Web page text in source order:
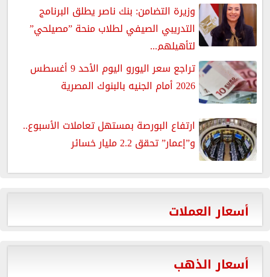
وزيرة التضامن: بنك ناصر يطلق البرنامج
التدريبي الصيفي لطلاب منحة ”مصيلحي”
لتأهيلهم...
تراجع سعر اليورو اليوم الأحد 9 أغسطس
2026 أمام الجنيه بالبنوك المصرية
ارتفاع البورصة بمستهل تعاملات الأسبوع..
و”إعمار” تحقق 2.2 مليار خسائر
أسعار العملات
أسعار الذهب